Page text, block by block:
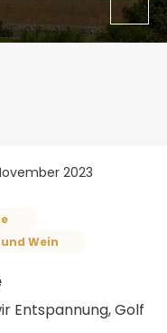
2023
Wein
Entspannung, Golf